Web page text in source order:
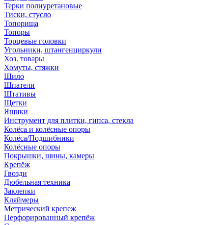
Терки полиуретановые
Тиски, стусло
Топорища
Топоры
Торцевые головки
Угольники, штангенциркули
Хоз. товары
Хомуты, стяжки
Шило
Шпатели
Штативы
Щетки
Ящики
Инструмент для плитки, гипса, стекла
Колёса и колёсные опоры
Колёса/Подшибники
Колёсные опоры
Покрышки, шины, камеры
Крепёж
Гвозди
Дюбельная техника
Заклепки
Кляймеры
Метрический крепеж
Перфорированный крепёж